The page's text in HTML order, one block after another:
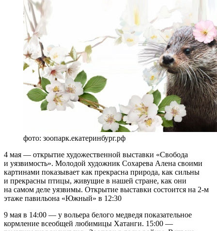
фото: зоопарк.екатеринбург.рф
4 мая — открытие художественной выставки «Свобода
и уязвимость». Молодой художник Сохарева Алена своими
картинами показывает как прекрасна природа, как сильны
и прекрасны птицы, живущие в нашей стране, как они
на самом деле уязвимы. Открытие выставки состоится на 2-м
этаже павильона «Южный» в 12:30
9 мая в 14:00 — у вольера белого медведя показательное
кормление всеобщей любимицы Хатанги. 15:00 —